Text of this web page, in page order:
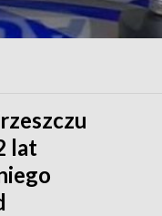
lat